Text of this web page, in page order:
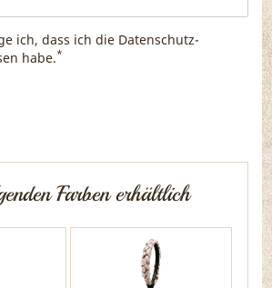
ich, dass ich die Daten­schutz­
habe.*
Farben erhältlich